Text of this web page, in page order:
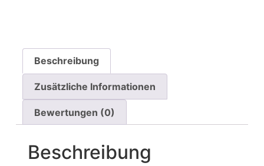
Beschreibung
Zusätzliche Informationen
Bewertungen (0)
Beschreibung